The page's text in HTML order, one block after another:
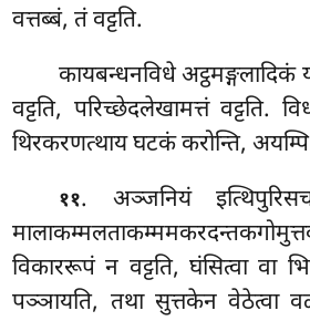
वत्तब्बं, तं वट्टति.
कायबन्धनविधे
वट्टति, परिच्छेदलेखामत्तं वट्टति.
थिरकरणत्थाय घटकं करोन्ति, अयम्पि
११. अञ्जनियं
विकाररूपं न वट्टति, घंसित्वा वा
पञ्ञायति, तथा सुत्तकेन वेठेत्वा